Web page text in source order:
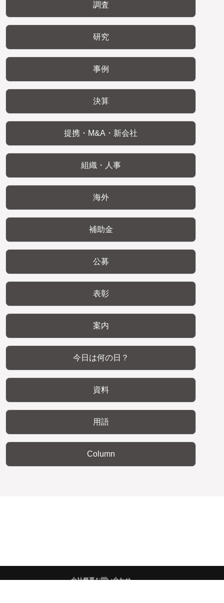
調査
研究
事例
決算
提携・M&A・新会社
組織・人事
海外
補助金
公募
表彰
案内
今日は何の日？
資料
用語
Column
会社概要お問い合わせ